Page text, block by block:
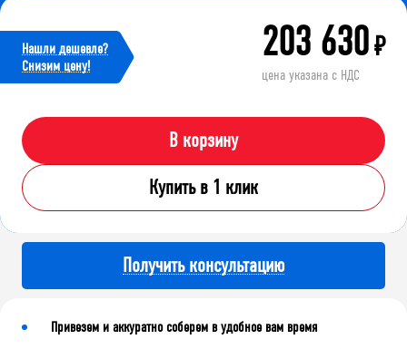
Нашли дешевле?
Cнизим цену!
203 630₽
цена указана с НДС
В корзину
Купить в 1 клик
Получить консультацию
Привезем и аккуратно соберем в удобное вам время